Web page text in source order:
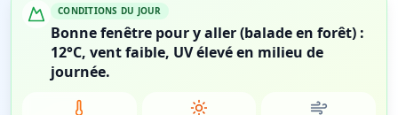
CONDITIONS DU JOUR
Bonne fenêtre pour y aller (balade en forêt) :
12°C, vent faible, UV élevé en milieu de
journée.